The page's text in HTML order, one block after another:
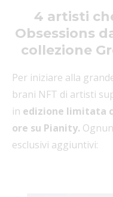
4 artisti
Obsessions
collezione
Per iniziare alla
brani NFT di artisti
in edizione limitata
ore su Pianity.
esclusivi aggiuntivi: